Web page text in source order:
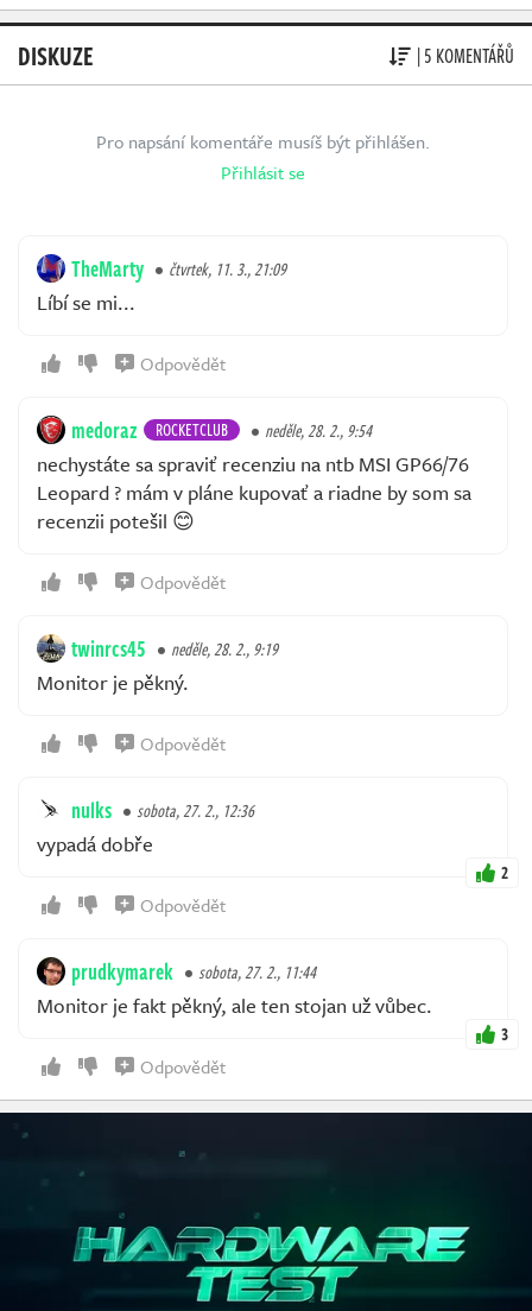
DISKUZE | 5 KOMENTÁŘŮ
Pro napsání komentáře musíš být přihlášen.
Přihlásit se
TheMarty čtvrtek, 11. 3., 21:09
Líbí se mi...
Odpovědět
medoraz ROCKETCLUB neděle, 28. 2., 9:54
nechystáte sa spraviť recenziu na ntb MSI GP66/76
Leopard ? mám v pláne kupovať a riadne by som sa
recenzii potešil 😊
Odpovědět
twinrcs45 neděle, 28. 2., 9:19
Monitor je pěkný.
Odpovědět
nulks sobota, 27. 2., 12:36
vypadá dobře
2
Odpovědět
prudkymarek sobota, 27. 2., 11:44
Monitor je fakt pěkný, ale ten stojan už vůbec.
3
Odpovědět